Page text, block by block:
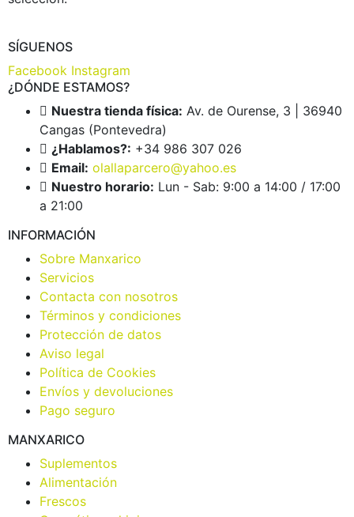
SÍGUENOS
Facebook Instagram
¿DÓNDE ESTAMOS?
Nuestra tienda física: Av. de Ourense, 3 | 36940
Cangas (Pontevedra)
¿Hablamos?: +34 986 307 026
Email: olallaparcero@yahoo.es
Nuestro horario: Lun - Sab: 9:00 a 14:00 / 17:00
a 21:00
INFORMACIÓN
Sobre Manxarico
Servicios
Contacta con nosotros
Términos y condiciones
Protección de datos
Aviso legal
Política de Cookies
Envíos y devoluciones
Pago seguro
MANXARICO
Suplementos
Alimentación
Frescos